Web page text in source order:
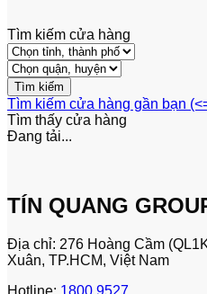
Tìm kiếm cửa hàng
Tìm kiếm cửa hàng gần bạn
Tìm thấy cửa hàng
Đang tải...
TÍN QUANG
Địa chỉ: 276 Hoàng Cầm
Xuân, TP.HCM, Việt Nam
Hotline: 1800 9527